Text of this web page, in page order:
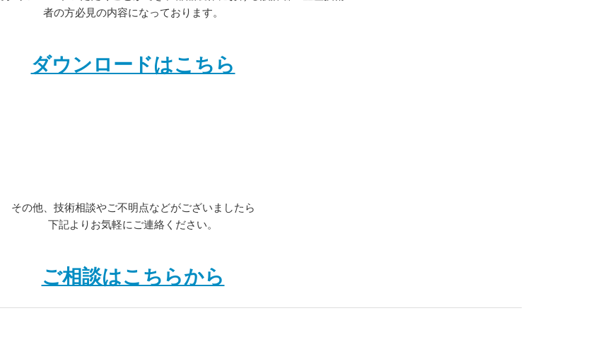
者の方必見の内容になっております。
ダウンロードはこちら
その他、技術相談やご不明点などがございましたら
下記よりお気軽にご連絡ください。
ご相談はこちらから